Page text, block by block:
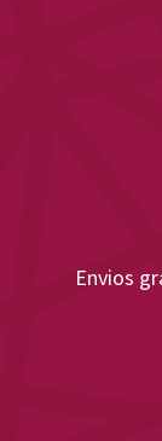
Envios